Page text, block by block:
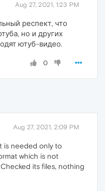
Aug 27, 2021, 1:23 PM
респект, что
но и других
ютуб-видео.
0
Aug 27, 2021, 2:09 PM
is needed only to
which is not
its files, nothing